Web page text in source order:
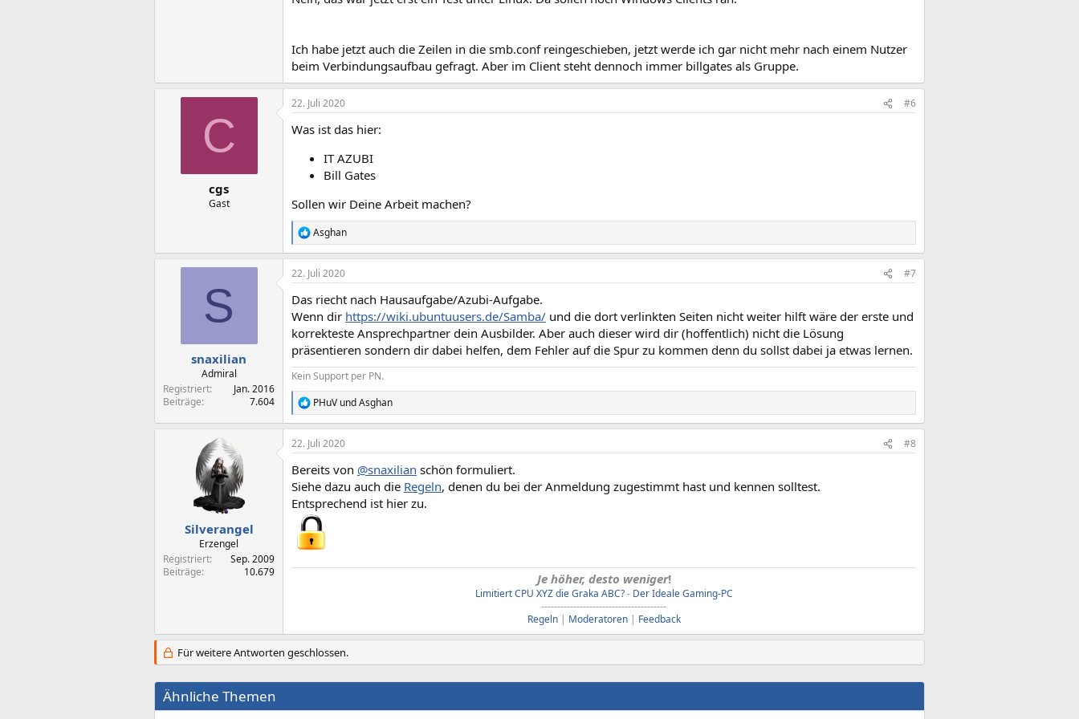
Ich habe jetzt auch die Zeilen in die smb.conf reingeschieben, jetzt werde ich gar nicht mehr nach einem Nutzer
beim Verbindungsaufbau gefragt. Aber im Client steht dennoch immer billgates als Gruppe.
C
cgs
Gast
22. Juli 2020 #6
Was ist das hier:
IT AZUBI
Bill Gates
Sollen wir Deine Arbeit machen?
R
e
a
k
i
o
e
n
:
Asghan
S
snaxilian
Admiral
Registriert
Jan. 2016
Beiträge
7.604
22. Juli 2020 #7
Das riecht nach Hausaufgabe/Azubi-Aufgabe.
Wenn dir https://wiki.ubuntuusers.de/Samba/ und die dort verlinkten Seiten nicht weiter hilft wäre der erste und
korrekteste Ansprechpartner dein Ausbilder. Aber auch dieser wird dir (hoffentlich) nicht die Lösung
präsentieren sondern dir dabei helfen, dem Fehler auf die Spur zu kommen denn du sollst dabei ja etwas lernen.
Kein Support per PN.
R
e
a
k
i
o
n
e
n
:
PHuV undAsghan
Silverangel
Erzengel
Registriert
Sep. 2009
Beiträge
10.679
22. Juli 2020 #8
Bereits von @snaxilian schön formuliert.
Siehe dazu auch die Regeln, denen du bei der Anmeldung zugestimmt hast und kennen solltest.
Entsprechend ist hier zu.
Je höher, desto weniger!
Limitiert CPU XYZ die Graka ABC?- Der Ideale Gaming-PC
---------------------------------------
Regeln| Moderatoren| Feedback
Für weitere Antworten geschlossen.
Ähnliche Themen